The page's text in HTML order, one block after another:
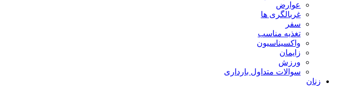
عوارض
غربالگری ها
سفر
تغذیه مناسب
واکسیناسیون
زایمان
ورزش
سوالات متداول بارداری
زنان